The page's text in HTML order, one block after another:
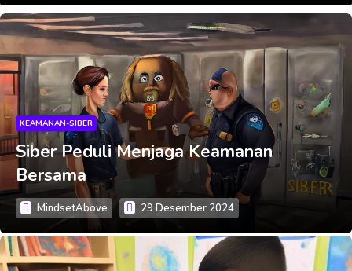
KEAMANAN-SIBER
Siber Peduli Menjaga Keamanan
Bersama
MindsetAbove 29 Desember 2024